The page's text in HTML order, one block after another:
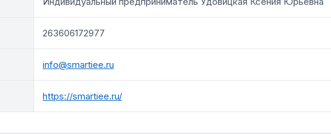
263606172977
info@smartiee.ru
https://smartiee.ru/